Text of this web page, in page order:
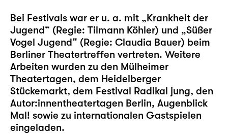
Bei Festivals war er u. a. mit „Krankheit der
Jugend“ (Regie: Tilmann Köhler) und „Süßer
Vogel Jugend“ (Regie: Claudia Bauer) beim
Berliner Theatertreffen vertreten. Weitere
Arbeiten wurden zu den Mülheimer
Theatertagen, dem Heidelberger
Stückemarkt, dem Festival Radikal jung, den
Autor:innentheatertagen Berlin, Augenblick
Mal! sowie zu internationalen Gastspielen
eingeladen.